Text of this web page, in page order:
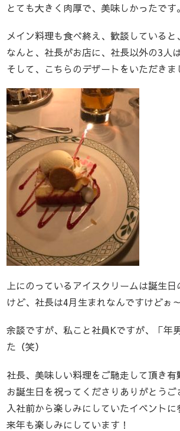
とても大きく肉厚で、美味しかったです。
メイン料理も食べ終え、歓談している
なんと、社長がお店に、社長以外の3人
そして、こちらのデザートをいただきま
上にのっているアイスクリームは誕生
けど、社長は4月生まれなんですけどぉ～
余談ですが、私こと社員Kですが、「年
た（笑）
社長、美味しい料理をご馳走して頂き有
お誕生日を祝ってくださりありがとうご
入社前から楽しみにしていたイベント
来年も楽しみにしています！